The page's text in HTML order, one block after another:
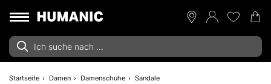
Startseite Damen Damenschuhe Sandale